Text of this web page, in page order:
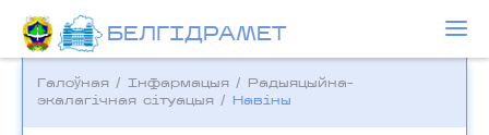
БЕЛГIДРAМЕТ
Галоўная / Інфармацыя /
Радыяцыйна-
экалагічная сітуацыя / Навіны